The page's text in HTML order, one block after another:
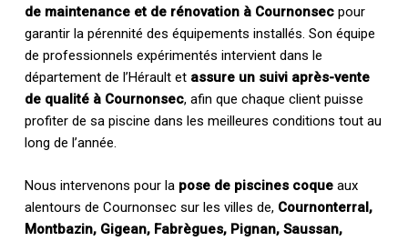
de maintenance et de rénovation à Cournonsecpour
garantir la pérennité des équipements installés. Son équipe
de professionnels expérimentés intervient dans le
département de l’Hérault et assure un suivi après-vente
de qualité à Cournonsec, afin que chaque client puisse
profiter de sa piscine dans les meilleures conditions tout au
long de l’année.
Nous intervenons pour la pose de piscines coqueaux
alentours de Cournonsec sur les villes de, Cournonterral,
Montbazin, Gigean, Fabrègues, Pignan, Saussan,